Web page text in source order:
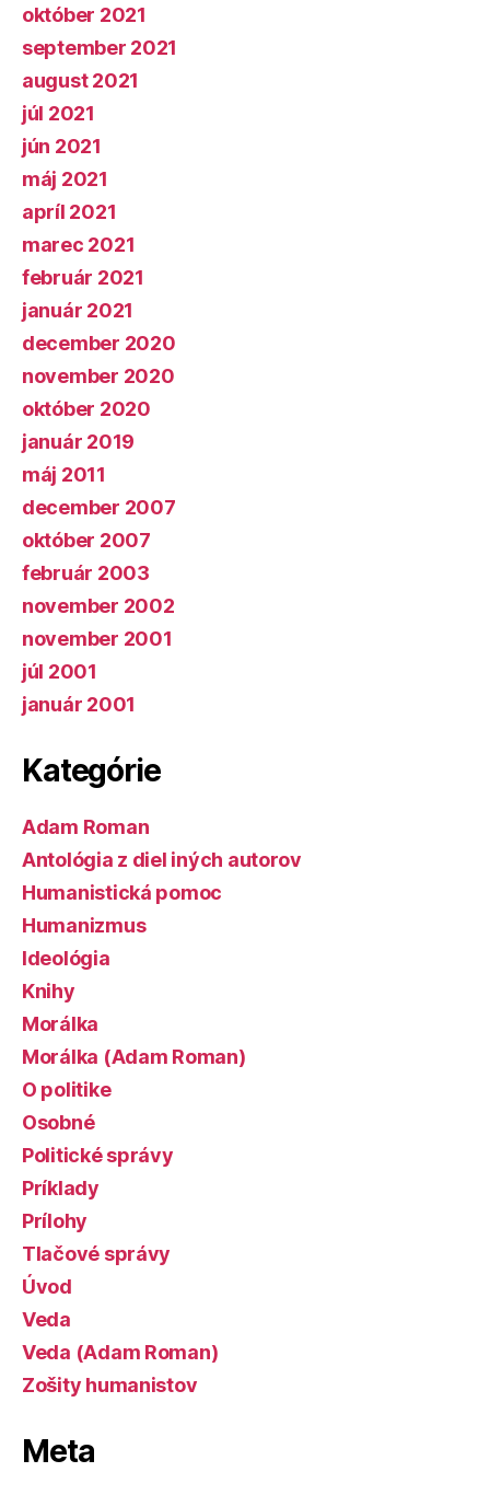
október 2021
september 2021
august 2021
júl 2021
jún 2021
máj 2021
apríl 2021
marec 2021
február 2021
január 2021
december 2020
november 2020
október 2020
január 2019
máj 2011
december 2007
október 2007
február 2003
november 2002
november 2001
júl 2001
január 2001
Kategórie
Adam Roman
Antológia z diel iných autorov
Humanistická pomoc
Humanizmus
Ideológia
Knihy
Morálka
Morálka (Adam Roman)
O politike
Osobné
Politické správy
Príklady
Prílohy
Tlačové správy
Úvod
Veda
Veda (Adam Roman)
Zošity humanistov
Meta